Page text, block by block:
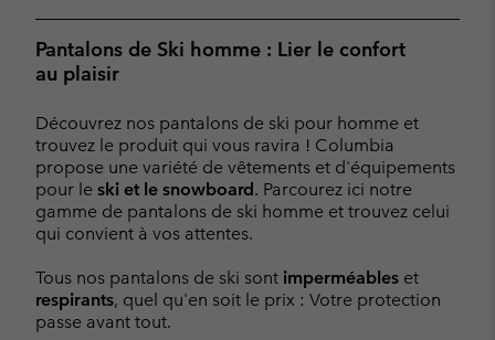
Pantalons de Ski homme : Lier le confort
au plaisir
Découvrez nos pantalons de ski pour homme et
trouvez le produit qui vous ravira ! Columbia
propose une variété de vêtements et d'équipements
pour le ski et le snowboard. Parcourez ici notre
gamme de pantalons de ski homme et trouvez celui
qui convient à vos attentes.
Tous nos pantalons de ski sont imperméables et
respirants, quel qu'en soit le prix : Votre protection
passe avant tout.